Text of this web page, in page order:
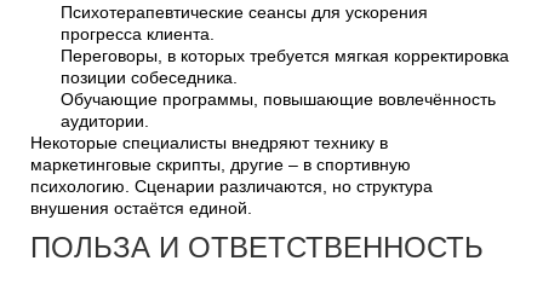
Психотерапевтические сеансы для ускорения
прогресса клиента.
Переговоры, в которых требуется мягкая корректировка
позиции собеседника.
Обучающие программы, повышающие вовлечённость
аудитории.
Некоторые специалисты внедряют технику в
маркетинговые скрипты, другие – в спортивную
психологию. Сценарии различаются, но структура
внушения остаётся единой.
ПОЛЬЗА И ОТВЕТСТВЕННОСТЬ